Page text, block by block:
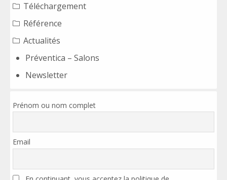
Téléchargement
Référence
Actualités
Préventica – Salons
Newsletter
Prénom ou nom complet
Email